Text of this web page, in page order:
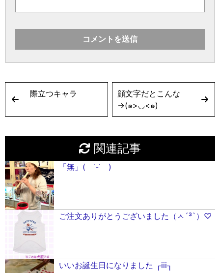
際立つキャラ
顔文字だとこんな
→(๑>◡<๑)
関連記事
「無」( ˙-˙ )
ご注文ありがとうございました（ㅅ´³`）♡
いいお誕生日になりました ┌︎iii┐︎